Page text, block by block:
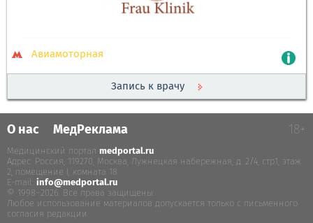
Авиамоторная
Запись к врачу
О нас МедРеклама 18+
Медицинский портал medportal.ru
Адрес: Россия, 119270, Москва, Лужнецкая набережная, д. 2/4, стр.1, этаж
2, помещение I, комната 18
E-mail: info@medportal.ru
© 1998–2026. Все права защищены.
Любое использование материалов допускается только с письменного
согласия редакции.